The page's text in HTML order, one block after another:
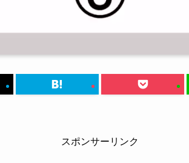
スポンサーリンク